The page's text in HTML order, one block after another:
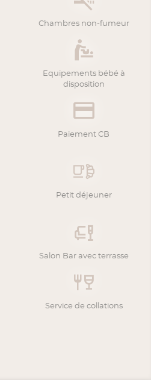
Chambres non-fumeur
Equipements bébé à
disposition
Paiement CB
Petit déjeuner
Salon Bar avec terrasse
Service de collations